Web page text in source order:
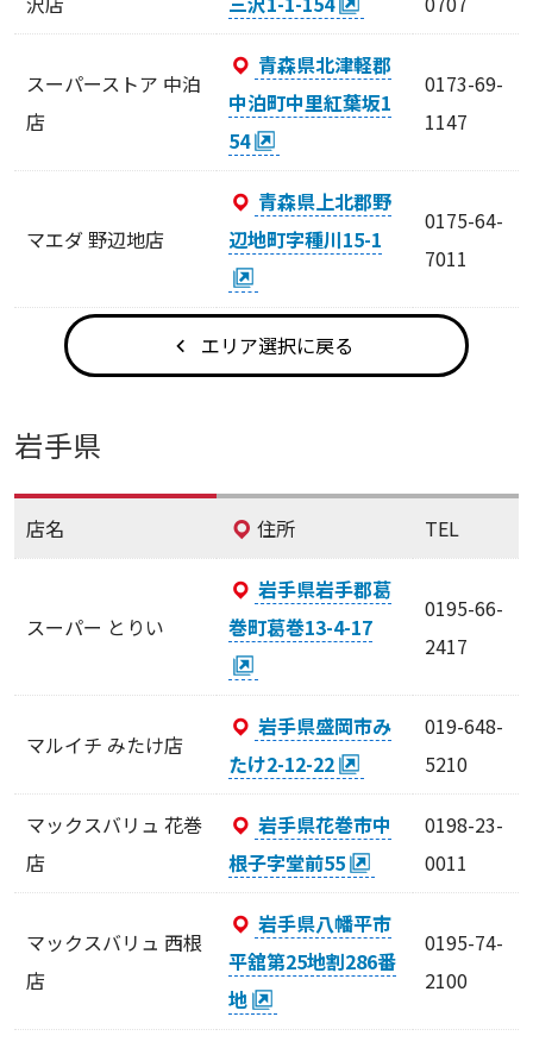
スーパーストア 中泊
店
青森県北津軽郡
中泊町中里紅葉坂1
54
0173-69-
1147
マエダ 野辺地店
青森県上北郡野
辺地町字種川15-1
0175-64-
7011
エリア選択に戻る
岩手県
店名 住所 TEL
スーパー とりい
岩手県岩手郡葛
巻町葛巻13-4-17
0195-66-
2417
マルイチ みたけ店
岩手県盛岡市み
たけ2-12-22
019-648-
5210
マックスバリュ 花巻
店
岩手県花巻市中
根子字堂前55
0198-23-
0011
マックスバリュ 西根
店
岩手県八幡平市
平舘第25地割286番
地
0195-74-
2100